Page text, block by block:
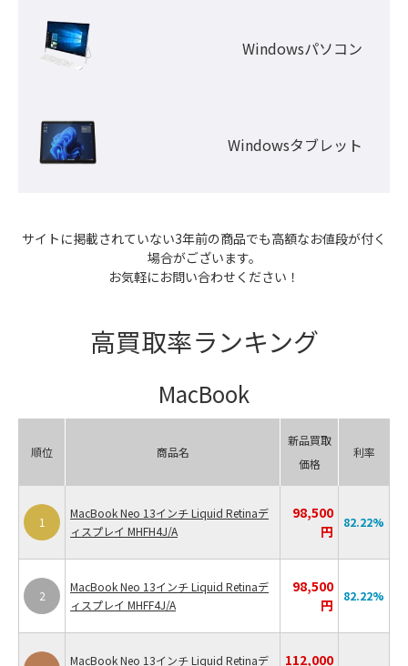
Windowsパソコン
Windowsタブレット
サイトに掲載されていない3年前の商品でも高額なお値段が付く
場合がございます。
お気軽にお問い合わせください！
高買取率ランキング
MacBook
順位 商品名
新品買取
価格
利率
1
MacBook Neo 13インチ Liquid Retinaデ
ィスプレイ MHFH4J/A
98,500
円
82.22%
2
MacBook Neo 13インチ Liquid Retinaデ
ィスプレイ MHFF4J/A
98,500
円
82.22%
MacBook Neo 13インチ Liquid Retinaデ
112,000